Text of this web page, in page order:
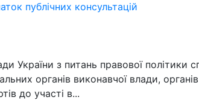
публічних консультацій
України з питань правової політики
органів виконавчої влади,
до участі в...